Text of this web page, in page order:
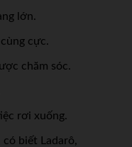
lớn.
cực.
chăm sóc.
rơi xuống.
biết Ladarô,